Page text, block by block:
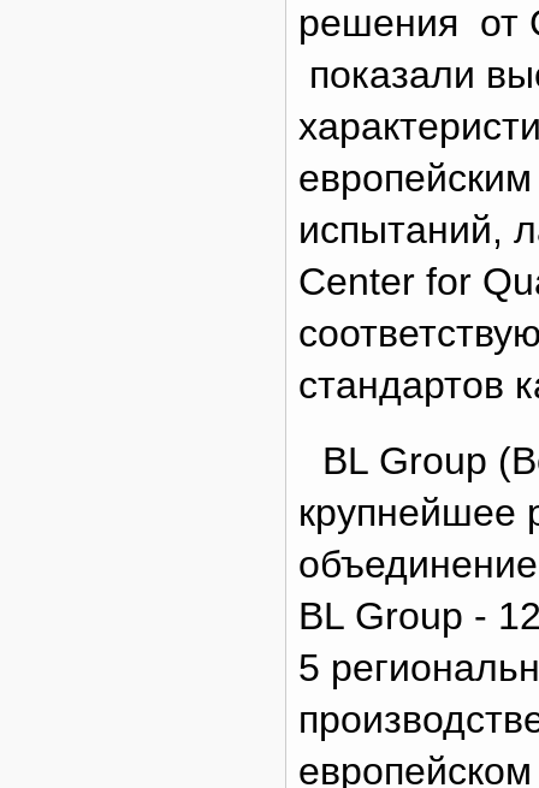
решения от
показали
испытаний,
Center for
стандартов
BL Group
крупнейшее
BL Group -
5